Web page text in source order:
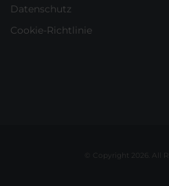
Datenschutz
Cookie-Richtlinie
© Copyright 2026. All